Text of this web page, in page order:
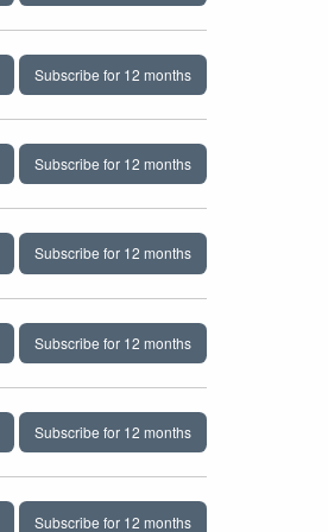
Subscribe for 12 months
Subscribe for 12 months
Subscribe for 12 months
Subscribe for 12 months
Subscribe for 12 months
Subscribe for 12 months